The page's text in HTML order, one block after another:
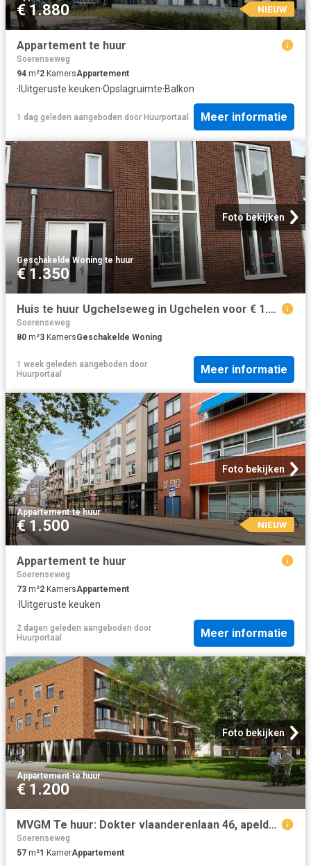
€ 1.880 NIEUW
Appartement te huur
Soerenseweg
94 m²2 KamersAppartement
· IUitgeruste keuken·Opslagruimte·Balkon
1 dag geleden aangeboden door Huurportaal Meer informatie
Foto bekijken
Geschakelde Woning·te huur
€ 1.350
Huis te huur Ugchelseweg in Ugchelen voor € 1.350
Soerenseweg
80 m²3 KamersGeschakelde Woning
1 week geleden aangeboden door
Huurportaal
Meer informatie
Foto bekijken
Appartement·te huur
€ 1.500 NIEUW
Appartement te huur
Soerenseweg
73 m²2 KamersAppartement
· IUitgeruste keuken
2 dagen geleden aangeboden door
Huurportaal
Meer informatie
Foto bekijken
Appartement·te huur
€ 1.200
MVGM Te huur: Dokter vlaanderenlaan 46, apeldoorn
Soerenseweg
57 m²1 KamerAppartement